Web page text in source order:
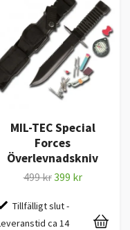
MIL-TEC Special
Forces
Överlevnadskniv
499 kr399 kr
Tillfälligt slut -
ca 14